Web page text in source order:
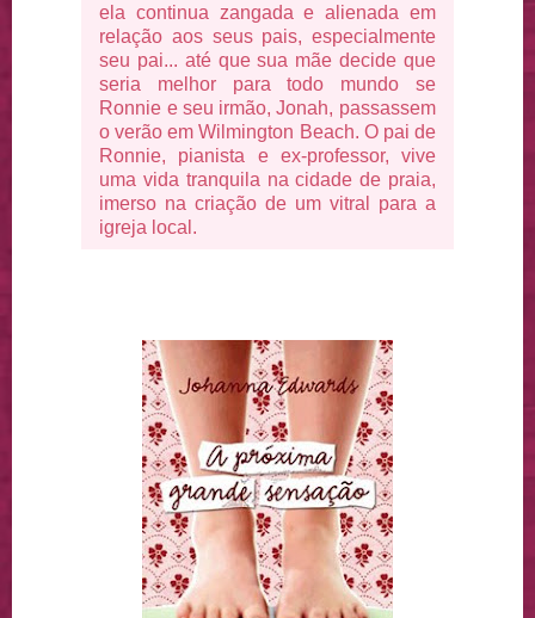
ela continua zangada e alienada em
relação aos seus pais, especialmente
seu pai... até que sua mãe decide que
seria melhor para todo mundo se
Ronnie e seu irmão, Jonah, passassem
o verão em Wilmington Beach. O pai de
Ronnie, pianista e ex-professor, vive
uma vida tranquila na cidade de praia,
imerso na criação de um vitral para a
igreja local.